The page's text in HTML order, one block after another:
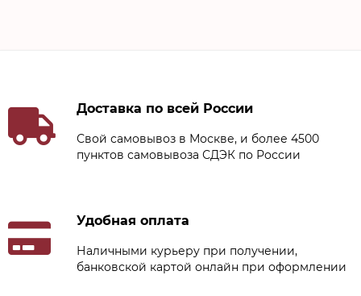
Доставка по всей России
Свой самовывоз в Москве, и более 4500
пунктов самовывоза СДЭК по России
Удобная оплата
Наличными курьеру при получении,
банковской картой онлайн при оформлении